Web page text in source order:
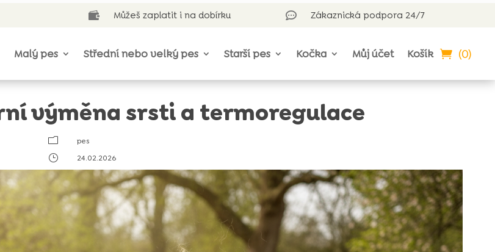
 Můžeš zaplatit i na dobírku  Zákaznická podpora 24/7
Malý pes Střední nebo velký pes Starší pes Kočka Můj účet Košík (0)
výměna srsti a termoregulace
m
pes
}
24.02.2026